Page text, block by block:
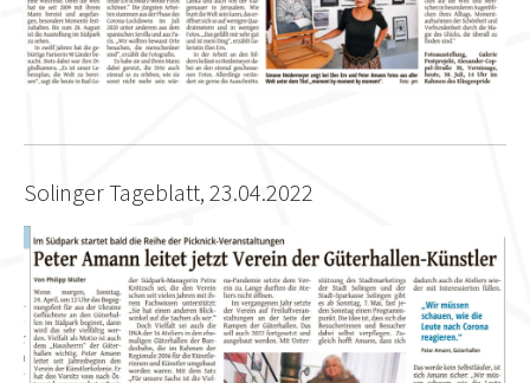
Solinger Tageblatt, 23.04.2022
Show larger version